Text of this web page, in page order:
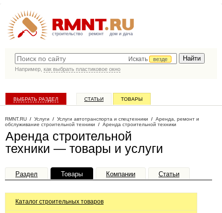
строительство ремонт дом и дача
Искать
везде
Например, как выбрать пластиковое окно
ВЫБРАТЬ РАЗДЕЛ СТАТЬИ ТОВАРЫ
RMNT.RU / Услуги / Услуги автотранспорта и спецтехники / Аренда, ремонт и
обслуживание строительной техники / Аренда строительной техники
Аренда строительной
техники — товары и услуги
Раздел Товары Компании Статьи
Каталог строительных товаров